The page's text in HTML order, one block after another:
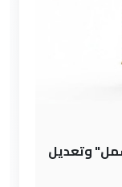
وتعديل